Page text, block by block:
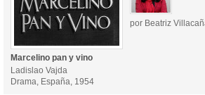
por Beatriz
Marcelino pan y vino
Ladislao Vajda
Drama, España, 1954